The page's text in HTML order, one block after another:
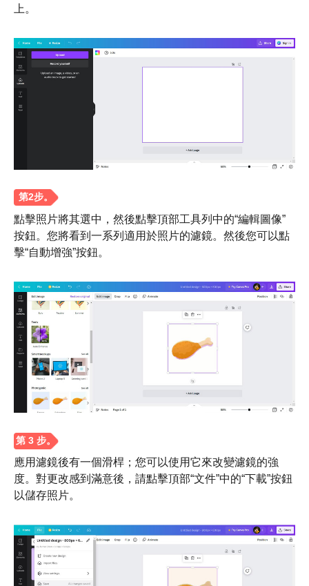
上。
第2步。
點擊照片將其選中，然後點擊頂部工具列中的“編輯圖像”
按鈕。您將看到一系列適用於照片的濾鏡。然後您可以點
擊“自動增強”按鈕。
應用濾鏡後有一個滑桿；您可以使用它來改變濾鏡的強
度。對更改感到滿意後，請點擊頂部“文件”中的“下載”按鈕
以儲存照片。